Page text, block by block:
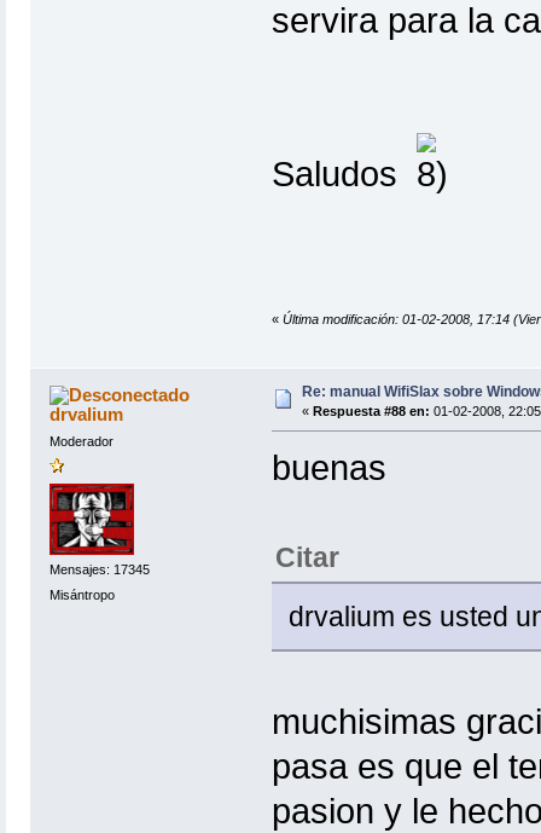
servira para la
Saludos
« Última modificación: 01-02-2008, 17:14
drvalium
Moderador
Mensajes: 17345
Misántropo
Re: manual WifiSlax sobre
« Respuesta #88 en: 01-02-2008,
buenas
Citar
drvalium es usted
muchisimas
pasa es que el
pasion y le